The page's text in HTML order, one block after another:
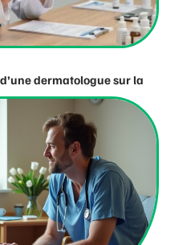
dermatologue sur la